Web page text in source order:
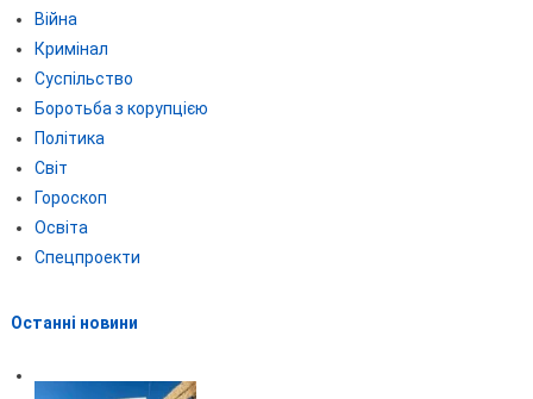
Війна
Кримінал
Суспільство
Боротьба з корупцією
Політика
Світ
Гороскоп
Освіта
Спецпроекти
Останні новини